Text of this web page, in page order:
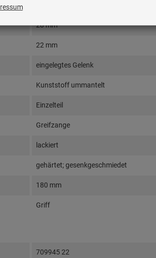
28 mm
22 mm
eingelegtes Gelenk
Kunststoff ummantelt
Einzelteil
Greifzange
lackiert
gehärtet; gesenkgeschmiedet
180 mm
Griff
709945 22